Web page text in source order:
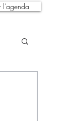
l'agenda